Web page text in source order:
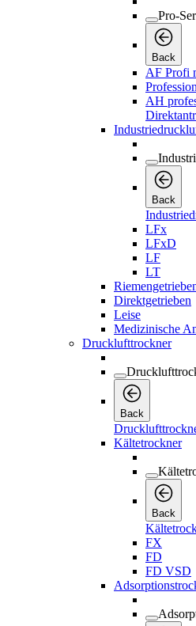
Pro-
Back
AF Profi
AH
Back
LFx
LFxD
LF
LT
Direktgetrieben
Leise
Medizinische
Drucklufttrockner
Back
Kältetrockner
Back
FX
FD
FD VSD